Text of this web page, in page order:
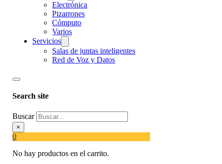
Electrónica
Pizarrones
Cómputo
Varios
Servicios
Salas de juntas inteligentes
Red de Voz y Datos
Search site
Buscar
×
0
No hay productos en el carrito.